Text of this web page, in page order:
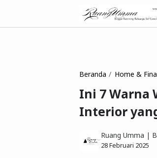
Beranda Home &
Ini 7 Warna
Interior
Ruang Umma |
28 Februari 2025